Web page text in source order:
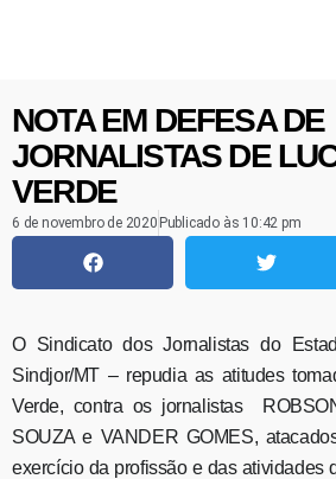
NOTA EM DEFESA DE
JORNALISTAS DE
VERDE
6 de novembro de 2020 Publicado às 10:42 pm
O Sindicato dos Jornalistas do
Sindjor/MT – repudia as atitudes
Verde, contra os jornalistas
SOUZA e VANDER GOMES,
exercício da profissão e das atividades